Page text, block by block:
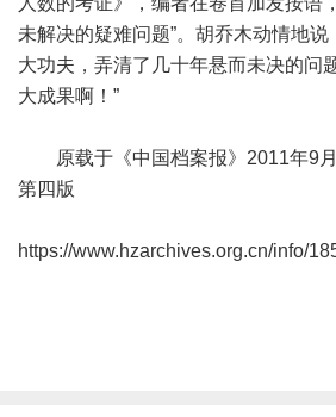
未解决的疑难问题”。胡乔木动情地说
大功夫，弄清了几十年悬而未决的问
大成果啊！”
原载于《中国档案报》2011年9
第四版
https://www.hzarchives.org.cn/info/